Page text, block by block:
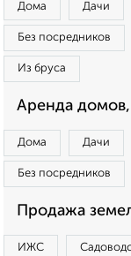
Дома Дачи
Без посредников
Из бруса
Аренда
Дома Дачи
Без посредников
Продажа
ИЖС